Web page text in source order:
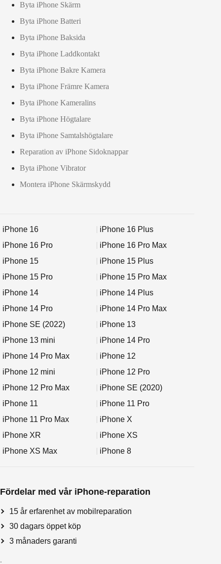
Byta iPhone Skärm
Byta iPhone Batteri
Byta iPhone Baksida
Byta iPhone Laddkontakt
Byta iPhone Bakre Kamera
Byta iPhone Främre Kamera
Byta iPhone Kameralins
Byta iPhone Högtalare
Byta iPhone Samtalshögtalare
Reparation av iPhone Sidoknappar
Byta iPhone Vibrator
Montera iPhone Skärmskydd
iPhone 16
iPhone 16 Plus
iPhone 16 Pro
iPhone 16 Pro Max
iPhone 15
iPhone 15 Plus
iPhone 15 Pro
iPhone 15 Pro Max
iPhone 14
iPhone 14 Plus
iPhone 14 Pro
iPhone 14 Pro Max
iPhone SE (2022)
iPhone 13
iPhone 13 mini
iPhone 14 Pro
iPhone 14 Pro Max
iPhone 12
iPhone 12 mini
iPhone 12 Pro
iPhone 12 Pro Max
iPhone SE (2020)
iPhone 11
iPhone 11 Pro
iPhone 11 Pro Max
iPhone X
iPhone XR
iPhone XS
iPhone XS Max
iPhone 8
Fördelar med vår iPhone-reparation
15 år erfarenhet av mobilreparation
30 dagars öppet köp
3 månaders garanti
.